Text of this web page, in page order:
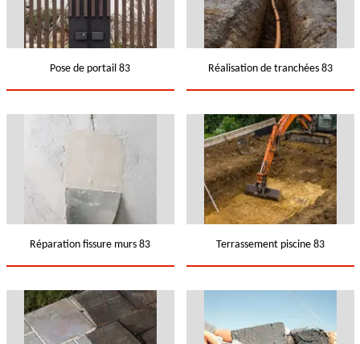
Pose de portail 83 Réalisation de tranchées 83
Réparation fissure murs 83 Terrassement piscine 83